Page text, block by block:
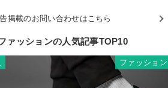
掲載のお問い合わせはこちら
ァッションの人気記事TOP10
ファッション